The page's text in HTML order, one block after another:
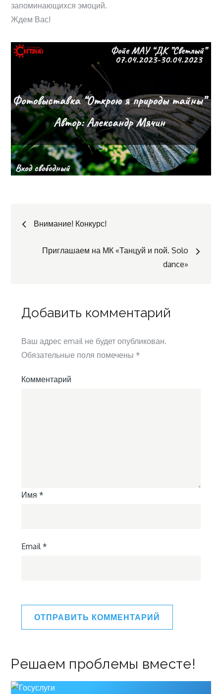
запоминающихся эмоций.
Ждем Вас!
Навигация
Внимание! Конкурс!
Приглашаем на МК «Танцуй и пой. Solo
dance»
Добавить комментарий
Ваш адрес email не будет опубликован.
Обязательные поля помечены *
Комментарий
Имя *
Email *
Решаем проблемы вместе!